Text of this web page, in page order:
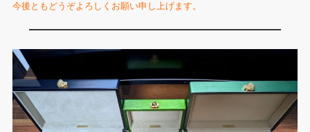
今後ともどうぞよろしくお願い申し上げます。